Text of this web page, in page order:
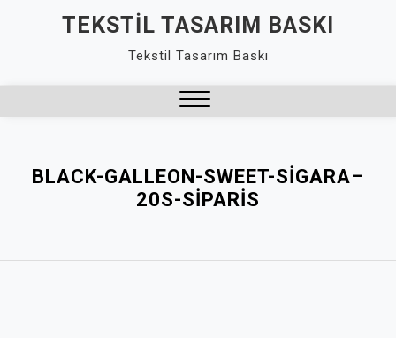
TEKSTIL TASARIM BASKI
Tekstil Tasarım Baskı
BLACK-GALLEON-SWEET-SIGARA–
20S-SIPARIS